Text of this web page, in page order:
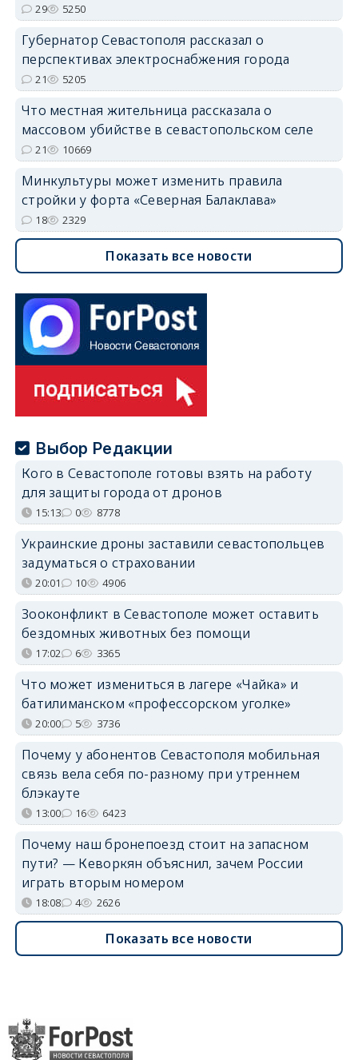
29 5250
Губернатор Севастополя рассказал о
перспективах электроснабжения города
21 5205
Что местная жительница рассказала о
массовом убийстве в севастопольском селе
21 10669
Минкультуры может изменить правила
стройки у форта «Северная Балаклава»
18 2329
Показать все новости
Выбор Редакции
Кого в Севастополе готовы взять на работу
для защиты города от дронов
15:13 0 8778
Украинские дроны заставили севастопольцев
задуматься о страховании
20:01 10 4906
Зооконфликт в Севастополе может оставить
бездомных животных без помощи
17:02 6 3365
Что может измениться в лагере «Чайка» и
батилиманском «профессорском уголке»
20:00 5 3736
Почему у абонентов Севастополя мобильная
связь вела себя по-разному при утреннем
блэкауте
13:00 16 6423
Почему наш бронепоезд стоит на запасном
пути? — Кеворкян объяснил, зачем России
играть вторым номером
18:08 4 2626
Показать все новости